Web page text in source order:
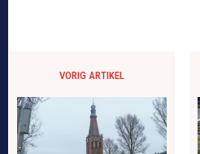
VORIG ARTIKEL